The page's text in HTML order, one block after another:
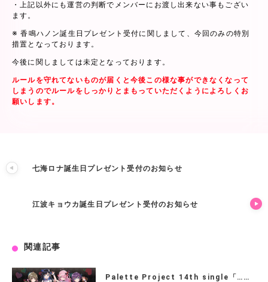
・上記以外にも運営の判断でメンバーにお渡し出来ない事もござい
ます。
※ 香鳴ハノン誕生日プレゼント受付に関しまして、今回のみの特別
措置となっております。
今後に関しましては未定となっております。
ルールを守れてないものが届くと今後この様な事ができなくなって
しまうのでルールをしっかりとまもっていただくようによろしくお
願いします。
七海ロナ誕生日プレゼント受付のお知らせ
江波キョウカ誕生日プレゼント受付のお知らせ
関連記事
Palette Project 14th single「……